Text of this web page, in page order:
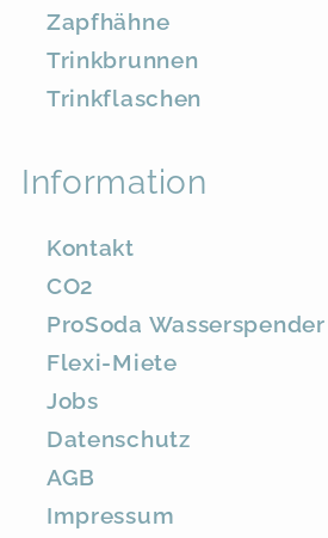
Zapfhähne
Trinkbrunnen
Trinkflaschen
Information
Kontakt
CO2
ProSoda Wasserspender
Flexi-Miete
Jobs
Datenschutz
AGB
Impressum